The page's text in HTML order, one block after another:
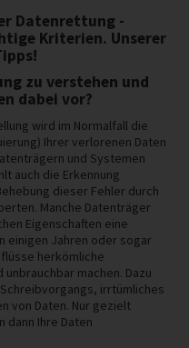
Datenrettung -
Kriterien. Unserer
zu verstehen und
dabei vor?
wird im Normalfall die
Ihrer verlorenen Daten
und Systemen
auch die Erkennung
dieser Fehler durch
Manche Datenträger
Eigenschaften eine
einigen Jahren oder sogar
herkömliche
machen. Dazu
irrtümliches
von Daten. Nur gezielt
Ihre Daten